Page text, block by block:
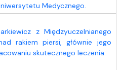
Medycznego.
z Międzyuczelnianego
rakiem piersi, głównie jego
skutecznego leczenia.